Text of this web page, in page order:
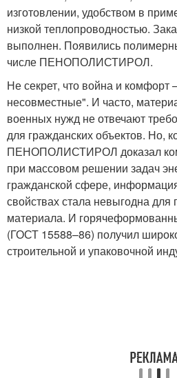
изготовлении, удобством в
низкой теплопроводностью.
выполнен. Появились
числе ПЕНОПОЛИСТИРОЛ.
Не секрет, что война и
несовместные". И часто,
военных нужд не отвечают
для гражданских объектов. Но,
ПЕНОПОЛИСТИРОЛ доказал
при массовом решении задач
гражданской сфере,
свойствах стала невыгодна для
материала. И
(ГОСТ 15588–86) получил
строительной и упаковочной